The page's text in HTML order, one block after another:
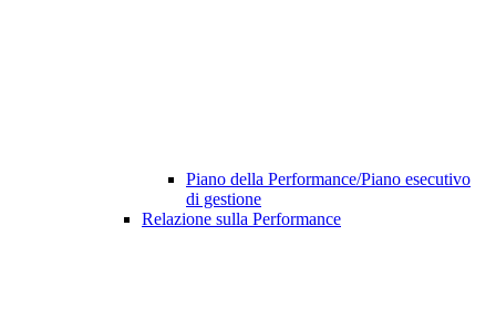
Piano della Performance/Piano esecutivo
di gestione
Relazione sulla Performance